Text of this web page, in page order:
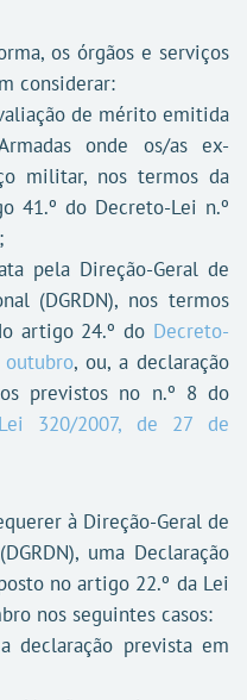
os órgãos e serviços
considerar:
de mérito emitida
onde os/as ex-
militar, nos termos da
41.º do Decreto-Lei n.º
pela Direção-Geral de
(DGRDN), nos termos
artigo 24.º do Decreto-
, ou, a declaração
previstos no n.º 8 do
320/2007, de 27 de
à Direção-Geral de
uma Declaração
no artigo 22.º da Lei
nos seguintes casos:
declaração prevista em